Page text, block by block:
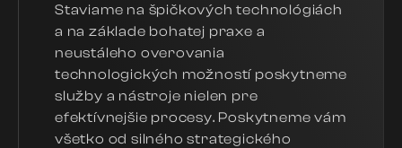
Staviame na špičkových technológiách
a na základe bohatej praxe a
neustáleho overovania
technologických možností poskytneme
služby a nástroje nielen pre
efektívnejšie procesy. Poskytneme vám
všetko od silného strategického